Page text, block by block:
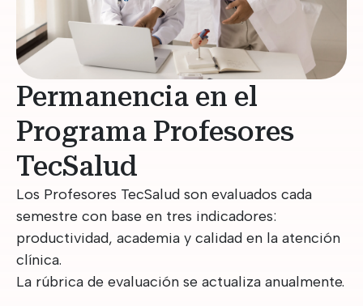
Permanencia en el
Programa Profesores
TecSalud
Los Profesores TecSalud son evaluados cada
semestre con base en tres indicadores:
productividad, academia y calidad en la atención
clínica.
La rúbrica de evaluación se actualiza anualmente.